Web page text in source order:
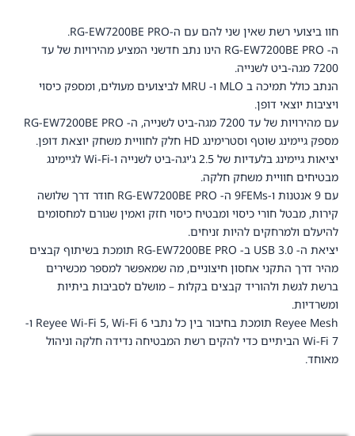
חוו ביצועי רשת שאין שני להם עם ה-RG-EW7200BE PRO.
ה- RG-EW7200BE PRO הינו נתב חדשני המציע מהירויות של עד
7200 מגה-ביט לשנייה.
הנתב כולל תמיכה ב MLO ו- MRU לביצועים מעולים, ומספק כיסוי
ויציבות יוצאי דופן.
עם מהירויות של עד 7200 מגה-ביט לשנייה, ה- RG-EW7200BE PRO
מספק גיימינג שוטף וסטרימינג HD חלק לחוויית משחק יוצאת דופן.
יציאות גיימינג בלעדיות של 2.5 ג'יגה-ביט לשנייה ו-Wi-Fi
לגיימינג
מבטיחים חוויית משחק חלקה.
עם 9 אנטנות ו-9FEMs ה- RG-EW7200BE PRO
חודר דרך שלושה
קירות, מבטל חורי כיסוי ומבטיח כיסוי חזק ואמין שגורם למחסומים
להיעלם ולמרחקים להיות זניחים.
יציאת ה- USB 3.0 ב- RG-EW7200BE PRO תומכת בשיתוף קבצים
מהיר דרך התקני אחסון חיצוניים, מה שמאפשר למספר מכשירים
ברשת לגשת ולהוריד קבצים בקלות – מושלם לסביבות ביתיות
ומשרדיות.
Reyee Mesh תומכת בחיבור בין כל נתבי Reyee Wi-Fi 5, Wi-Fi 6
ו-
Wi-Fi 7 הביתיים כדי להקים רשת המבטיחה נדידה חלקה וניהול
מאוחד.